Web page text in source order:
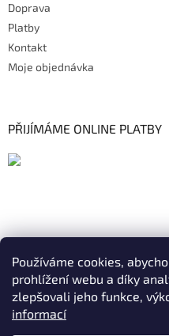
Používáme cookies,
prohlížení webu a díky
zlepšovali jeho funkce,
informací
Doprava
Platby
Kontakt
Moje objednávka
PŘIJÍMÁME ONLINE PLATBY